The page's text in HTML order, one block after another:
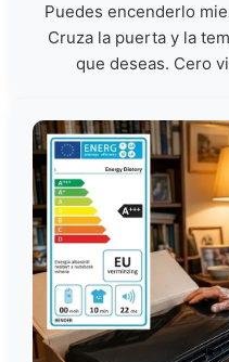
Puedes encenderlo
Cruza la puerta y la
que deseas. Cero